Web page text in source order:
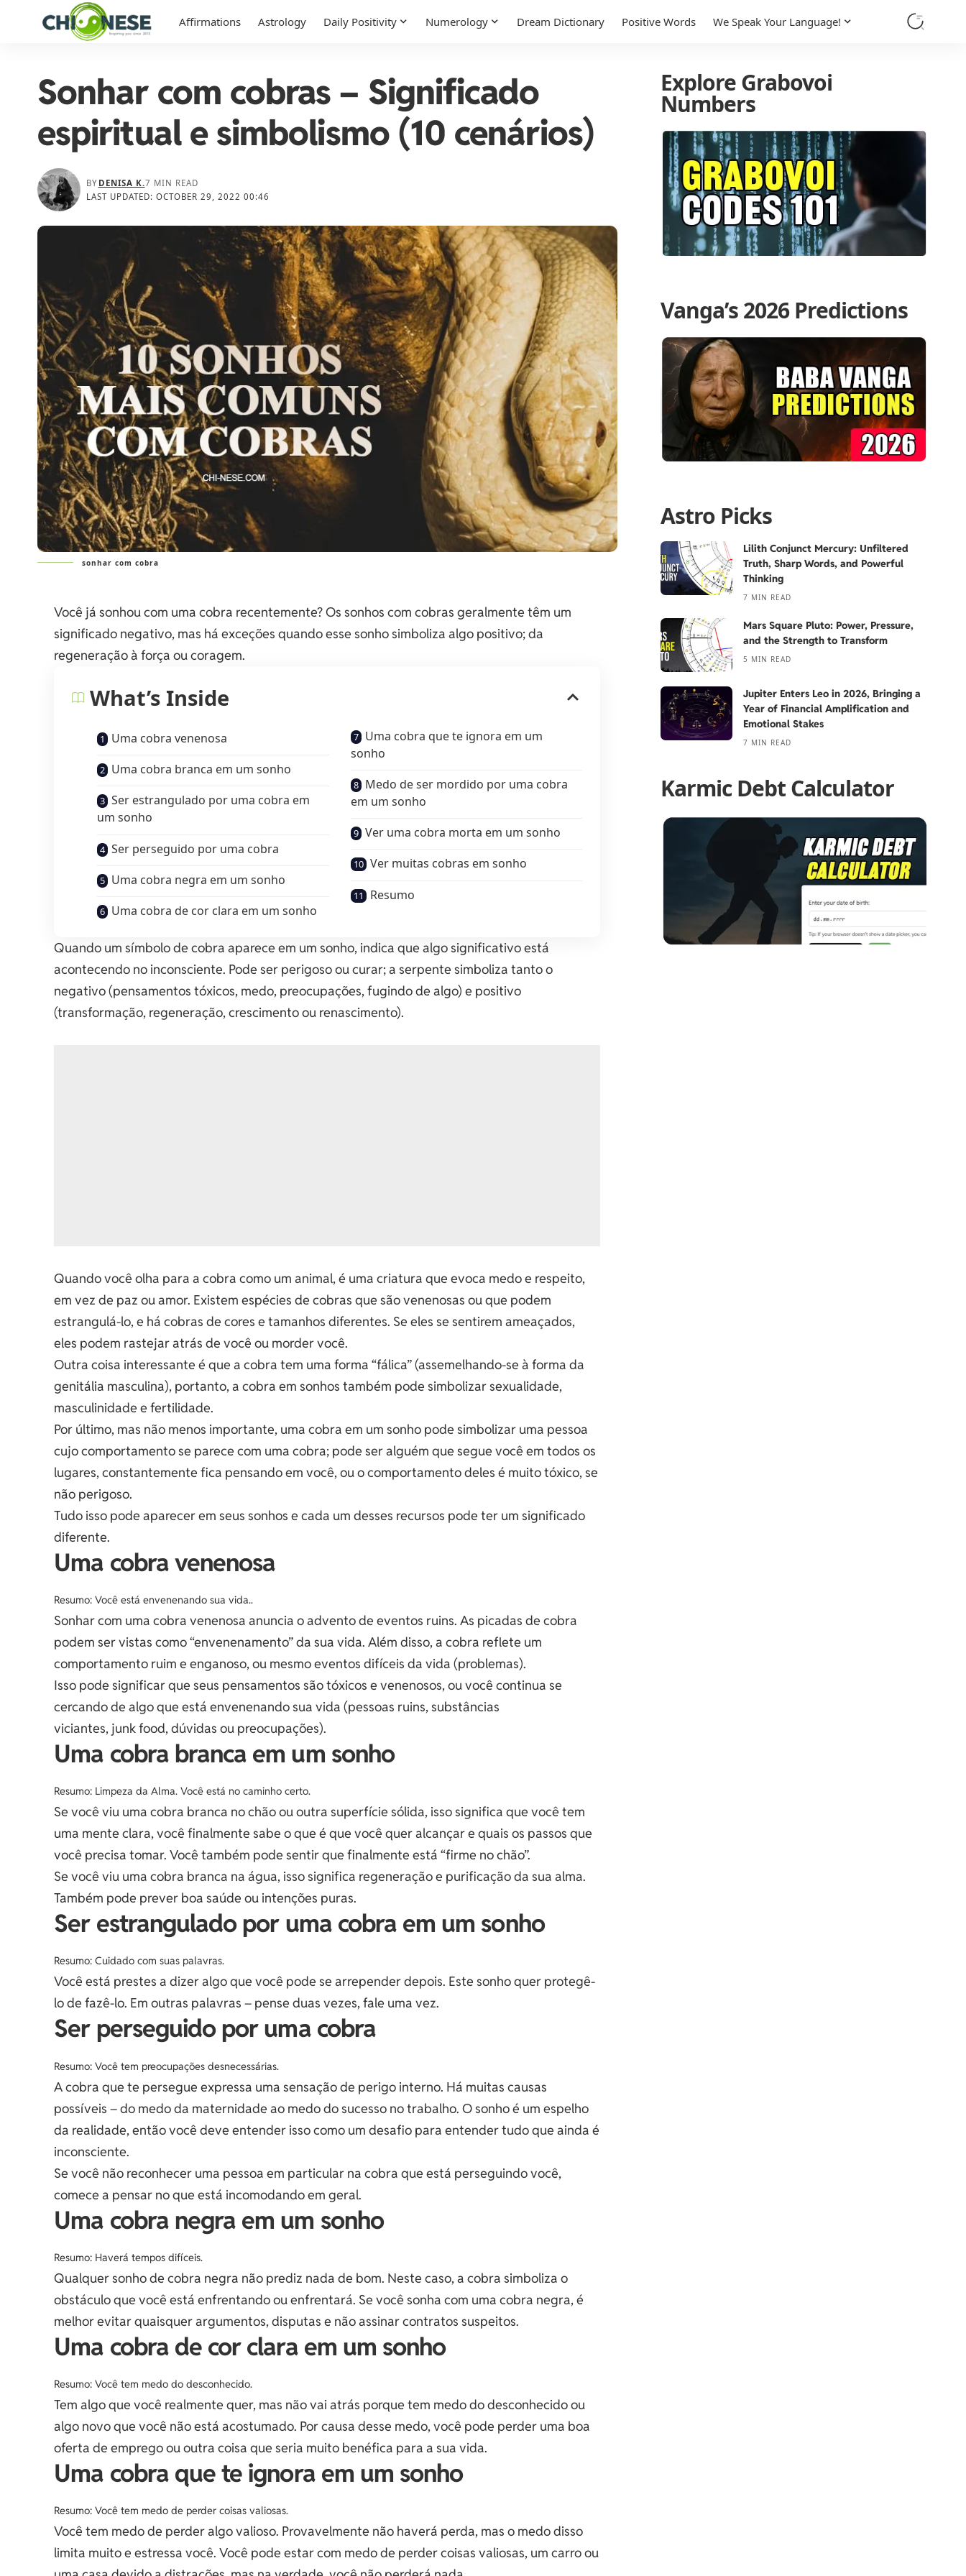
Affirmations Astrology Daily Positivity Numerology Dream Dictionary Positive Words We Speak Your Language!
Sonhar com cobras – Significado
espiritual e simbolismo (10 cenários)
LAST UPDATED: OCTOBER 29, 2022 00:46
BY DENISA K.7 MIN READ
sonhar com cobra
Você já sonhou com uma cobra recentemente? Os sonhos com cobras geralmente têm um
significado negativo, mas há exceções quando esse sonho simboliza algo positivo; da
regeneração à força ou coragem.
What’s Inside
Uma cobra venenosa
Uma cobra branca em um sonho
Ser estrangulado por uma cobra em
um sonho
Ser perseguido por uma cobra
Uma cobra negra em um sonho
Uma cobra de cor clara em um sonho
Uma cobra que te ignora em um
sonho
Medo de ser mordido por uma cobra
em um sonho
Ver uma cobra morta em um sonho
Ver muitas cobras em sonho
Resumo
Quando um símbolo de cobra aparece em um sonho, indica que algo significativo está
acontecendo no inconsciente. Pode ser perigoso ou curar; a serpente simboliza tanto o
negativo (pensamentos tóxicos, medo, preocupações, fugindo de algo) e positivo
(transformação, regeneração, crescimento ou renascimento).
Quando você olha para a cobra como um animal, é uma criatura que evoca medo e respeito,
em vez de paz ou amor. Existem espécies de cobras que são venenosas ou que podem
estrangulá-lo, e há cobras de cores e tamanhos diferentes. Se eles se sentirem ameaçados,
eles podem rastejar atrás de você ou morder você.
Outra coisa interessante é que a cobra tem uma forma “fálica” (assemelhando-se à forma da
genitália masculina), portanto, a cobra em sonhos também pode simbolizar sexualidade,
masculinidade e fertilidade.
Por último, mas não menos importante, uma cobra em um sonho pode simbolizar uma pessoa
cujo comportamento se parece com uma cobra; pode ser alguém que segue você em todos os
lugares, constantemente fica pensando em você, ou o comportamento deles é muito tóxico, se
não perigoso.
Tudo isso pode aparecer em seus sonhos e cada um desses recursos pode ter um significado
diferente.
Uma cobra venenosa
Resumo: Você está envenenando sua vida..
Sonhar com uma cobra venenosa anuncia o advento de eventos ruins. As picadas de cobra
podem ser vistas como “envenenamento” da sua vida. Além disso, a cobra reflete um
comportamento ruim e enganoso, ou mesmo eventos difíceis da vida (problemas).
Isso pode significar que seus pensamentos são tóxicos e venenosos, ou você continua se
cercando de algo que está envenenando sua vida (pessoas ruins, substâncias
viciantes, junk food, dúvidas ou preocupações).
Uma cobra branca em um sonho
Resumo: Limpeza da Alma. Você está no caminho certo.
Se você viu uma cobra branca no chão ou outra superfície sólida, isso significa que você tem
uma mente clara, você finalmente sabe o que é que você quer alcançar e quais os passos que
você precisa tomar. Você também pode sentir que finalmente está “firme no chão”.
Se você viu uma cobra branca na água, isso significa regeneração e purificação da sua alma.
Também pode prever boa saúde ou intenções puras.
Ser estrangulado por uma cobra em um sonho
Resumo: Cuidado com suas palavras.
Você está prestes a dizer algo que você pode se arrepender depois. Este sonho quer protegê-
lo de fazê-lo. Em outras palavras – pense duas vezes, fale uma vez.
Ser perseguido por uma cobra
Resumo: Você tem preocupações desnecessárias.
A cobra que te persegue expressa uma sensação de perigo interno. Há muitas causas
possíveis – do medo da maternidade ao medo do sucesso no trabalho. O sonho é um espelho
da realidade, então você deve entender isso como um desafio para entender tudo que ainda é
inconsciente.
Se você não reconhecer uma pessoa em particular na cobra que está perseguindo você,
comece a pensar no que está incomodando em geral.
Uma cobra negra em um sonho
Resumo: Haverá tempos difíceis.
Qualquer sonho de cobra negra não prediz nada de bom. Neste caso, a cobra simboliza o
obstáculo que você está enfrentando ou enfrentará. Se você sonha com uma cobra negra, é
melhor evitar quaisquer argumentos, disputas e não assinar contratos suspeitos.
Uma cobra de cor clara em um sonho
Resumo: Você tem medo do desconhecido.
Tem algo que você realmente quer, mas não vai atrás porque tem medo do desconhecido ou
algo novo que você não está acostumado. Por causa desse medo, você pode perder uma boa
oferta de emprego ou outra coisa que seria muito benéfica para a sua vida.
Uma cobra que te ignora em um sonho
Resumo: Você tem medo de perder coisas valiosas.
Você tem medo de perder algo valioso. Provavelmente não haverá perda, mas o medo disso
limita muito e estressa você. Você pode estar com medo de perder coisas valiosas, um carro ou
Explore Grabovoi
Numbers
Vanga’s 2026 Predictions
Astro Picks
Lilith Conjunct Mercury: Unfiltered
Truth, Sharp Words, and Powerful
Thinking
7 MIN READ
Mars Square Pluto: Power, Pressure,
and the Strength to Transform
5 MIN READ
Jupiter Enters Leo in 2026, Bringing a
Year of Financial Amplification and
Emotional Stakes
7 MIN READ
Karmic Debt Calculator